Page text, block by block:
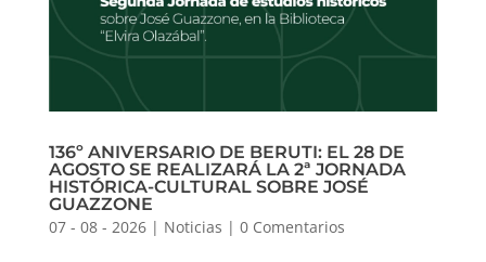
136º ANIVERSARIO DE BERUTI: EL 28 DE
AGOSTO SE REALIZARÁ LA 2ª JORNADA
HISTÓRICA-CULTURAL SOBRE JOSÉ
GUAZZONE
07 - 08 - 2026| Noticias | 0 Comentarios